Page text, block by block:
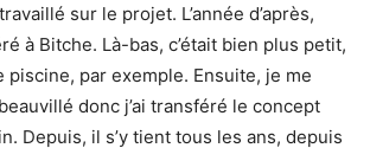
sur le projet. L’année d’après,
à Bitche. Là-bas, c’était bien plus petit,
piscine, par exemple. Ensuite, je me
donc j’ai transféré le concept
Depuis, il s’y tient tous les ans, depuis